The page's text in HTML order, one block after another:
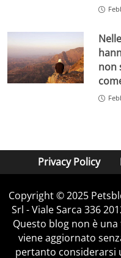
non
Privacy Policy
Copyright © 2025
Srl - Viale Sarca 336
Questo blog non è
viene aggiornato
pertanto considerarsi